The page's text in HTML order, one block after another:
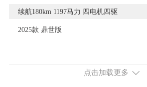
续航180km 1197马力 四电机四驱
2025款 鼎世版
点击加载更多